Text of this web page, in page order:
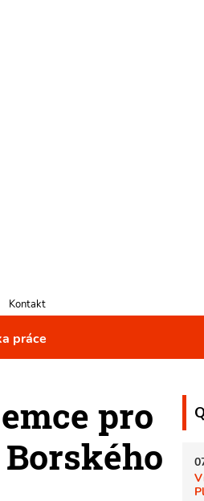
Kontakt
práce
pro